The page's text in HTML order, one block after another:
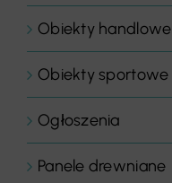
Obiekty handlowe
Obiekty sportowe
Ogłoszenia
Panele drewniane